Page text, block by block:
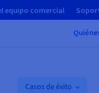
equipo comercial
Casos de éxito